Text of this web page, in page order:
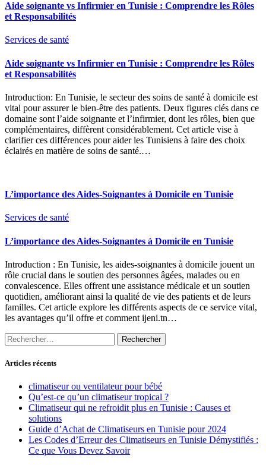
Aide soignante vs Infirmier en Tunisie : Comprendre les Rôles
et Responsabilités
Services de santé
Aide soignante vs Infirmier en Tunisie : Comprendre les Rôles
et Responsabilités
Introduction: En Tunisie, le secteur des soins de santé à domicile est
vital pour assurer le bien-être des patients. Deux figures clés dans ce
domaine sont l’aide soignante et l’infirmier, dont les rôles, bien que
complémentaires, diffèrent considérablement. Cet article vise à
clarifier ces différences pour aider les Tunisiens à faire des choix
éclairés en matière de soins de santé.…
L’importance des Aides-Soignantes à Domicile en Tunisie
Services de santé
L’importance des Aides-Soignantes à Domicile en Tunisie
Introduction : En Tunisie, les aides-soignantes à domicile jouent un
rôle crucial dans le soutien des personnes âgées, malades ou en
convalescence. Elles offrent une assistance médicale et un soutien
quotidien, améliorant ainsi la qualité de vie des patients et de leurs
familles. Cet article explore les différents aspects de ce service vital,
les avantages qu’il offre et comment ijeni.tn…
Rechercher :
Articles récents
climatiseur ou ventilateur pour bébé
Qu’est-ce qu’un climatiseur tropical ?
Climatiseur qui ne refroidit plus en Tunisie : Causes et
solutions
Guide d’Achat de Climatiseurs en Tunisie pour 2024
Les Codes d’Erreur des Climatiseurs en Tunisie Démystifiés :
Ce que Vous Devez Savoir